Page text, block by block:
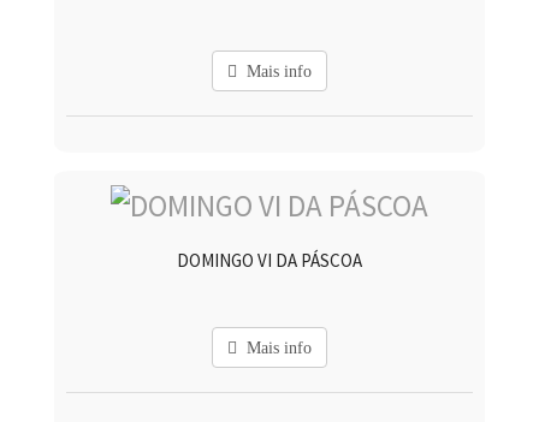
Mais info
DOMINGO VI DA PÁSCOA
Mais info